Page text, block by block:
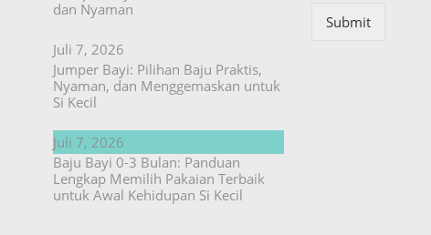
dan Nyaman
Juli 7, 2026
Jumper Bayi: Pilihan Baju Praktis,
Nyaman, dan Menggemaskan untuk
Si Kecil
Juli 7, 2026
Baju Bayi 0-3 Bulan: Panduan
Lengkap Memilih Pakaian Terbaik
untuk Awal Kehidupan Si Kecil
Submit